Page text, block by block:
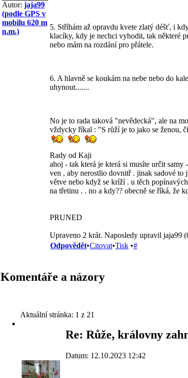
Autor: jaja99
(podle GPS v
mobilu 620 m
n.m.)
5. Stříhám až opravdu kvete zlatý déšť, i
klacíky, kdy je nechci vyhodit, tak některé
nebo mám na rozdání pro přátele.
6. A hlavně se koukám na nebe nebo do
uhynout.......
No je to rada taková "nevědecká", ale na
vždycky říkal : "S růží je to jako se ženou,
Rady od Kaji
ahoj - tak která je která si musíte určit
ven , aby nerostlio dovnitř . jinak sadové to
větve nebo když se kríží . u těch
na třetinu . . no a kdy?? obecně se říká, že
PRUNED
Upraveno 2 krát. Naposledy upravil jaja99
Odpovědět•Citovat•Tisk •#
Komentáře a názory
Aktuální stránka: 1 z 21
Re: Růže, královny
Datum: 12.10.2023 12:42